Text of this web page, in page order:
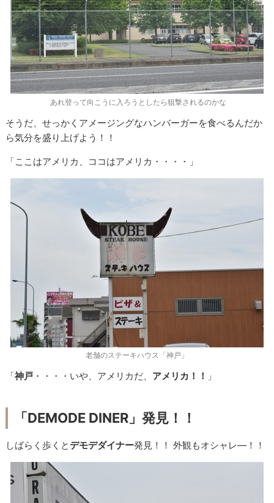
あれ登って向こうに入ろうとしたら狙撃されるのかな
そうだ、せっかくアメージングなハンバーガーを食べるんだか
ら気分を盛り上げよう！！
「ここはアメリカ、ココはアメリカ・・・・」
老舗のステーキハウス「神戸」
「神戸 ・・・・いや、アメリカだ、 アメリカ！！ 」
「DEMODE DINER」発見！！
しばらく歩くとデモデダイナー発見！！ 外観もオシャレ―！！